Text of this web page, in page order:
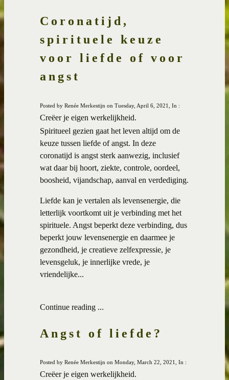
Coronatijd,
spirituele keuze
voor liefde of voor
angst
Posted by Renée Merkestijn on Tuesday, April 6, 2021, In :
Creëer je eigen werkelijkheid.
Spiritueel gezien gaat het leven altijd om de
keuze tussen liefde of angst. In deze
coronatijd is angst sterk aanwezig, inclusief
wat daar bij hoort, ziekte, controle, oordeel,
boosheid, vijandschap, aanval en verdediging.
Liefde kan je vertalen als levensenergie, die
letterlijk voortkomt uit je verbinding met het
spirituele. Angst beperkt deze verbinding, dus
beperkt jouw levensenergie en daarmee je
gezondheid, je creatieve zelfexpressie, je
levensgeluk, je innerlijke vrede, je
vriendelijke...
Continue reading ...
Angst of liefde?
Posted by Renée Merkestijn on Monday, March 22, 2021, In :
Creëer je eigen werkelijkheid.